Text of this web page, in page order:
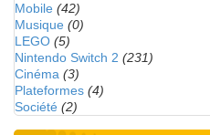
Mobile (42)
Musique (0)
LEGO (5)
Nintendo Switch 2 (231)
Cinéma (3)
Plateformes (4)
Société (2)